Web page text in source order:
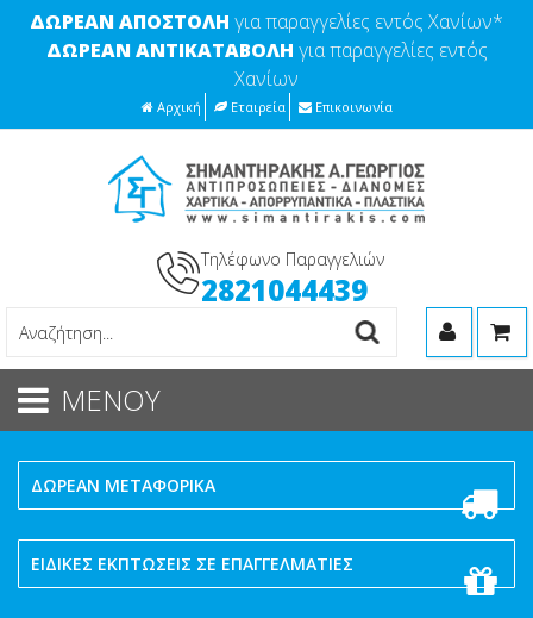
ΔΩΡΕΑΝ ΑΠΟΣΤΟΛΗ για παραγγελίες εντός Χανίων*
ΔΩΡΕΑΝ ΑΝΤΙΚΑΤΑΒΟΛΗ για παραγγελίες εντός
Χανίων
Αρχική Εταιρεία Επικοινωνία
Τηλέφωνο Παραγγελιών
2821044439
ΜΕΝΟΥ
ΔΩΡΕΑΝ ΜΕΤΑΦΟΡΙΚΑ
ΕΙΔΙΚΕΣ ΕΚΠΤΩΣΕΙΣ ΣΕ ΕΠΑΓΓΕΛΜΑΤΙΕΣ